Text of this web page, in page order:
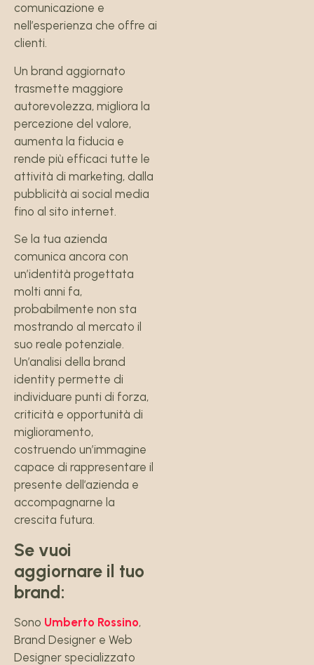
comunicazione e
nell’esperienza che offre ai
clienti.
Un brand aggiornato
trasmette maggiore
autorevolezza, migliora la
percezione del valore,
aumenta la fiducia e
rende più efficaci tutte le
attività di marketing, dalla
pubblicità ai social media
fino al sito internet.
Se la tua azienda
comunica ancora con
un’identità progettata
molti anni fa,
probabilmente non sta
mostrando al mercato il
suo reale potenziale.
Un’analisi della brand
identity permette di
individuare punti di forza,
criticità e opportunità di
miglioramento,
costruendo un’immagine
capace di rappresentare il
presente dell’azienda e
accompagnarne la
crescita futura.
Se vuoi
aggiornare il tuo
brand:
Sono Umberto Rossino,
Brand Designer e Web
Designer specializzato